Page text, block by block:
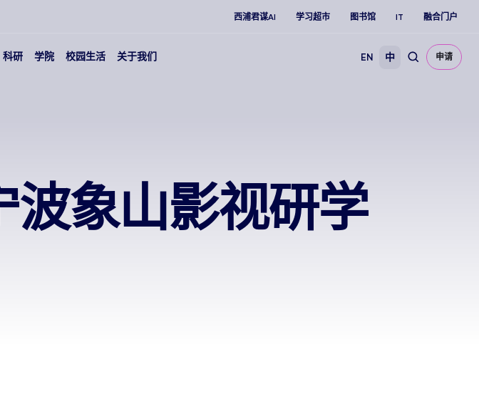
西浦君谋AI 学习超市 图书馆 IT 融合门户
科研 学院 校园生活 关于我们 EN 中 申请
象山影视研学